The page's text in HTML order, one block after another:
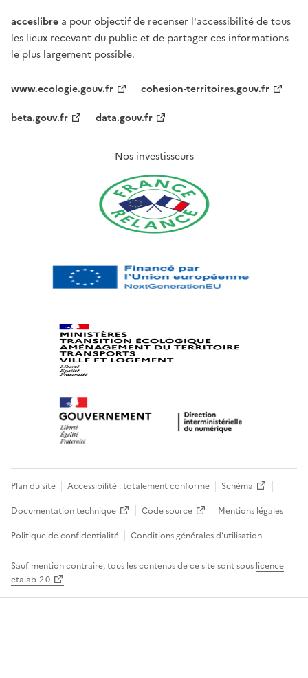
acceslibre a pour objectif de recenser l'accessibilité de tous
les lieux recevant du public et de partager ces informations
le plus largement possible.
www.ecologie.gouv.fr
cohesion-territoires.gouv.fr
beta.gouv.fr
data.gouv.fr
Nos investisseurs
Plan du site Accessibilité : totalement conforme
Schéma
Documentation technique
Code source
Mentions légales
Politique de confidentialité
Conditions générales d’utilisation
Sauf mention contraire, tous les contenus de ce site sont sous licence
etalab-2.0